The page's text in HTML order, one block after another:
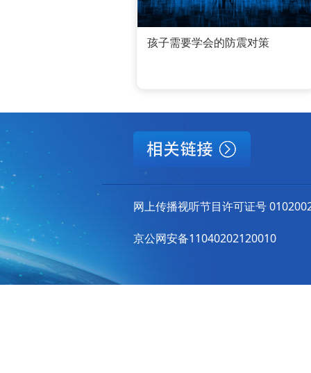
孩子需要学会的防震对策
网上传播视听节目许可证号
京公网安备11040202120010